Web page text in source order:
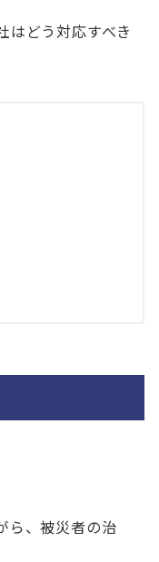
はどう対応すべき
ら、被災者の治